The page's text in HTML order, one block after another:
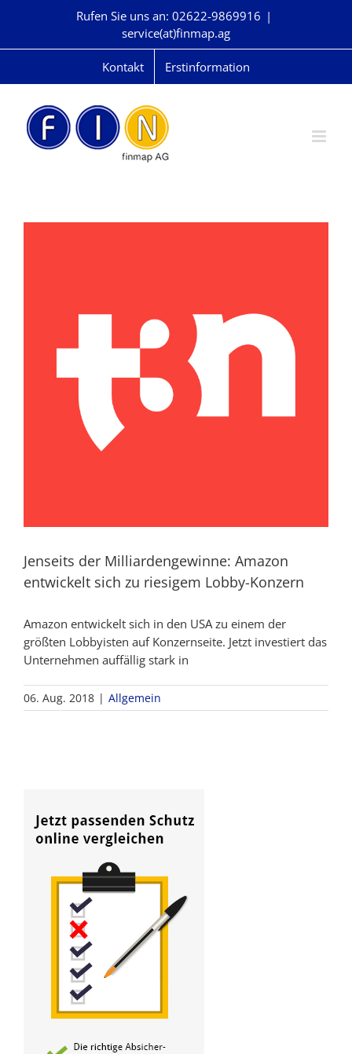
Rufen Sie uns an: 02622-9869916 |
service(at)finmap.ag
Kontakt Erstinformation
Jenseits der Milliardengewinne: Amazon
entwickelt sich zu riesigem Lobby-Konzern
Amazon entwickelt sich in den USA zu einem der
größten Lobbyisten auf Konzernseite. Jetzt investiert das
Unternehmen auffällig stark in
06. Aug. 2018 | Allgemein